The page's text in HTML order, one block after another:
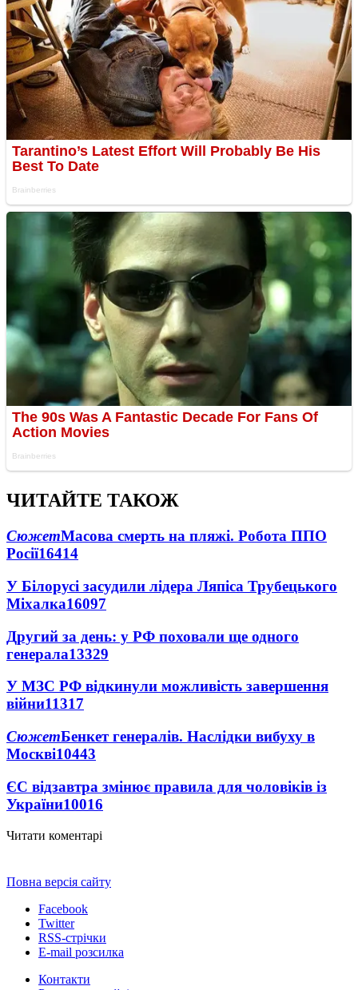
ЧИТАЙТЕ ТАКОЖ
СюжетМасова смерть на пляжі. Робота ППО
Росії16414
У Білорусі засудили лідера Ляпіса Трубецького
Міхалка16097
Другий за день: у РФ поховали ще одного
генерала13329
У МЗС РФ відкинули можливість завершення
війни11317
СюжетБенкет генералів. Наслідки вибуху в
Москві10443
ЄС відзавтра змінює правила для чоловіків із
України10016
Читати коментарі
Повна версія сайту
Facebook
Twitter
RSS-стрічки
E-mail розсилка
Контакти